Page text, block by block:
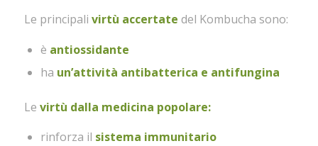
Le principali virtù accertate del Kombucha sono:
è antiossidante
ha un’attività antibatterica e antifungina
Le virtù dalla medicina popolare:
rinforza il sistema immunitario